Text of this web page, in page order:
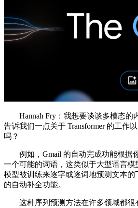
Hannah Fry：我想要谈谈多模态的
告诉我们一点关于 Transformer 的工作
吗？
例如，Gmail 的自动完成功能根据
一个可能的词语，这类似于大型语言模
模型被训练来逐字或逐词地预测文本的
的自动补全功能。
这种序列预测方法在许多领域都很